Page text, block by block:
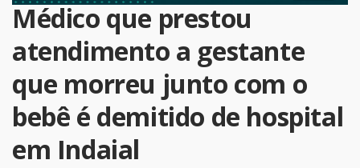
Médico que prestou
atendimento a gestante
que morreu junto com o
bebê é demitido de hospital
em Indaial